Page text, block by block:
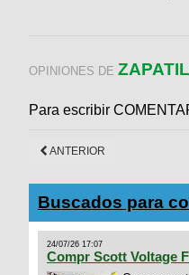
OPINIONES DE
Para escribir
ANTERIOR
Buscados para
24/07/26 17:07
Compr Scott Voltage